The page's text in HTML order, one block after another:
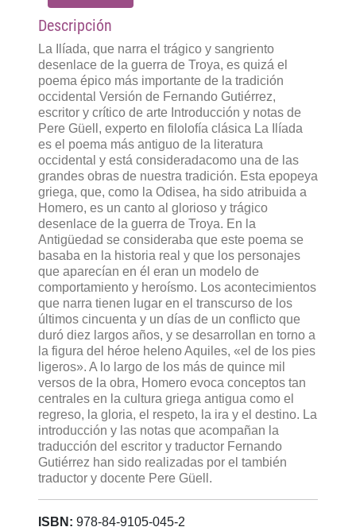
Descripción
La Ilíada, que narra el trágico y sangriento
desenlace de la guerra de Troya, es quizá el
poema épico más importante de la tradición
occidental Versión de Fernando Gutiérrez,
escritor y crítico de arte Introducción y notas de
Pere Güell, experto en filolofía clásica La Ilíada
es el poema más antiguo de la literatura
occidental y está consideradacomo una de las
grandes obras de nuestra tradición. Esta epopeya
griega, que, como la Odisea, ha sido atribuida a
Homero, es un canto al glorioso y trágico
desenlace de la guerra de Troya. En la
Antigüedad se consideraba que este poema se
basaba en la historia real y que los personajes
que aparecían en él eran un modelo de
comportamiento y heroísmo. Los acontecimientos
que narra tienen lugar en el transcurso de los
últimos cincuenta y un días de un conflicto que
duró diez largos años, y se desarrollan en torno a
la figura del héroe heleno Aquiles, «el de los pies
ligeros». A lo largo de los más de quince mil
versos de la obra, Homero evoca conceptos tan
centrales en la cultura griega antigua como el
regreso, la gloria, el respeto, la ira y el destino. La
introducción y las notas que acompañan la
traducción del escritor y traductor Fernando
Gutiérrez han sido realizadas por el también
traductor y docente Pere Güell.
ISBN: 978-84-9105-045-2